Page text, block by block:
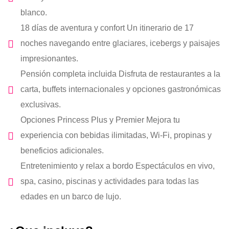
blanco.
18 días de aventura y confort Un itinerario de 17
noches navegando entre glaciares, icebergs y paisajes
impresionantes.
Pensión completa incluida Disfruta de restaurantes a la
carta, buffets internacionales y opciones gastronómicas
exclusivas.
Opciones Princess Plus y Premier Mejora tu
experiencia con bebidas ilimitadas, Wi-Fi, propinas y
beneficios adicionales.
Entretenimiento y relax a bordo Espectáculos en vivo,
spa, casino, piscinas y actividades para todas las
edades en un barco de lujo.